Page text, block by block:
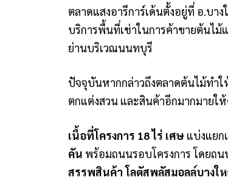
ตลาดแสงอารีการ์เด้นตั้งอยู่ที่ อ.บ
บริการพื้นที่เช่าในการค้าขายต้นไ
ย่านบริเวณนนทบุรี
ปัจจุบันหากกล่าวถึงตลาดต้นไม้ทำ
ตกแต่งสวน และสินค้าอีกมากมายใ
เนื้อที่โครงการ 18ไร่ เศษ แบ่งแยก
คัน พร้อมถนนรอบโครงการ โดยถน
สรรพสินค้า โลตัสพลัสมอลล์บางใ